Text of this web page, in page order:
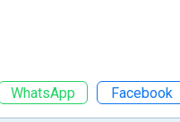
WhatsApp Facebook